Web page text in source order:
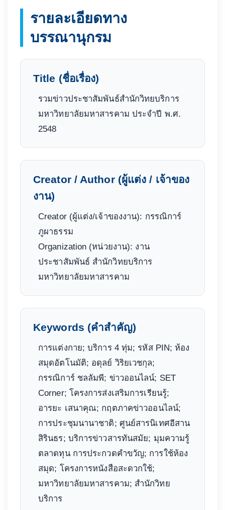
รายละเอียดทาง
บรรณานุกรม
Title (ชื่อเรื่อง)
รวมข่าวประชาสัมพันธ์สำนักวิทยบริการ
มหาวิทยาลัยมหาสารคาม ประจำปี พ.ศ.
2548
Creator / Author (ผู้แต่ง / เจ้าของ
งาน)
Creator (ผู้แต่ง/เจ้าของงาน): กรรณิการ์
ภูผาธรรม
Organization (หน่วยงาน): งาน
ประชาสัมพันธ์ สำนักวิทยบริการ
มหาวิทยาลัยมหาสารคาม
Keywords (คำสำคัญ)
การแต่งกาย; บริการ 4 ทุ่ม; รหัส PIN; ห้อง
สมุดอัตโนมัติ; อดุลย์ วิริยเวชกุล;
กรรณิการ์ ชลลัมพี; ข่าวออนไลน์; SET
Corner; โครงการส่งเสริมการเรียนรู้;
อารยะ เสนาคุณ; กฤตภาคข่าวออนไลน์;
การประชุมนานาชาติ; ศูนย์สารนิเทศอีสาน
สิรินธร; บริการข่าวสารทันสมัย; มุมความรู้
ตลาดทุน การประกวดคำขวัญ; การใช้ห้อง
สมุด; โครงการหนังสือสะดวกใช้;
มหาวิทยาลัยมหาสารคาม; สำนักวิทย
บริการ